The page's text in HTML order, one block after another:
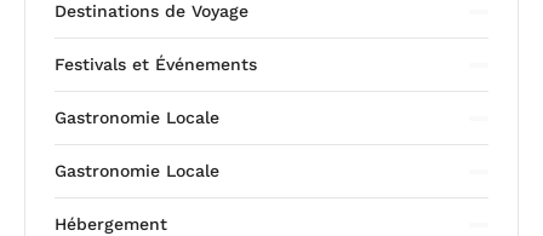
Destinations de Voyage
Festivals et Événements
Gastronomie Locale
Gastronomie Locale
Hébergement